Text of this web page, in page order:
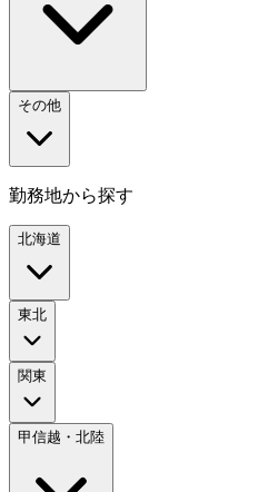
その他
勤務地から探す
北海道
東北
関東
甲信越・北陸